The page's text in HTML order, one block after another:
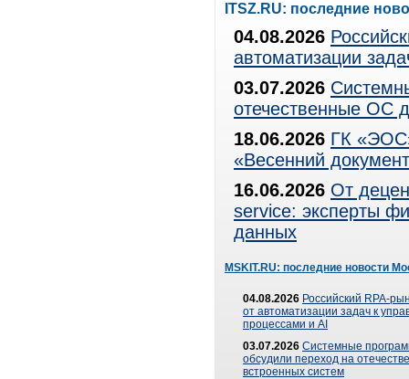
ITSZ.RU: последние
04.08.2026
автоматизации
03.07.2026
отечественные ОС
18.06.2026 ГК
«Весенний
16.06.2026 От
service: эксперты
данных
MSKIT.RU: последние новости
04.08.2026 Российский RPA-
от автоматизации задач к
процессами и AI
03.07.2026 Системные
обсудили переход на
встроенных систем